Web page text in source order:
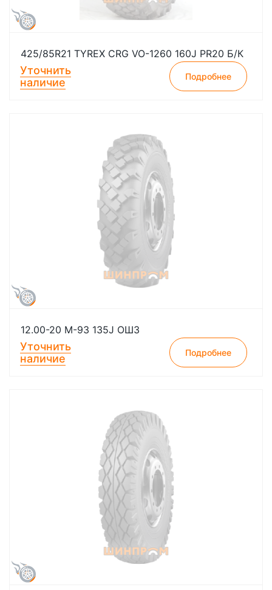
425/85R21 TYREX CRG VO-1260 160J PR20 Б/К
Уточнить
наличие
Подробнее
12.00-20 М-93 135J ОШЗ
Уточнить
наличие
Подробнее